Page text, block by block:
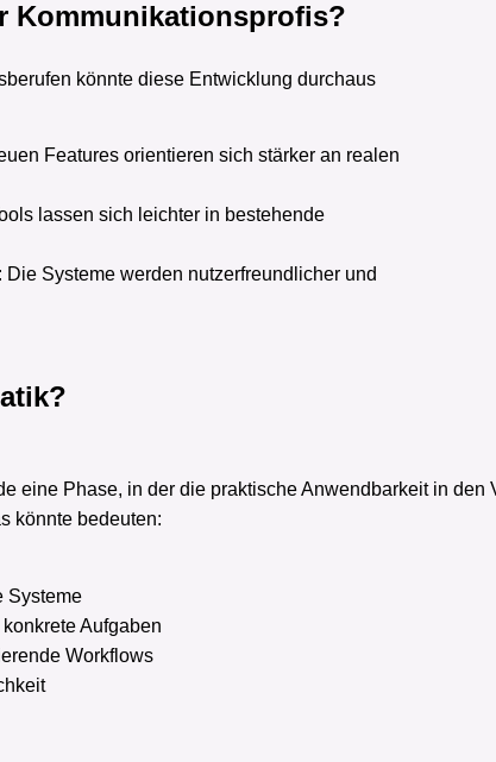
Kommunikationsprofis?
könnte diese Entwicklung durchaus
Features orientieren sich stärker an realen
lassen sich leichter in bestehende
: Die Systeme werden nutzerfreundlicher und
eine Phase, in der die praktische Anwendbarkeit in
könnte bedeuten:
Systeme
Aufgaben
Workflows